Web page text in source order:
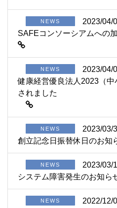
NEWS
2023/04/
SAFEコンソーシアムへの
NEWS
2023/04/
健康経営優良法人2023（
されました
NEWS
2023/03/
創立記念日振替休日のお知
NEWS
2023/03/
システム障害発生のお知ら
NEWS
2022/12/